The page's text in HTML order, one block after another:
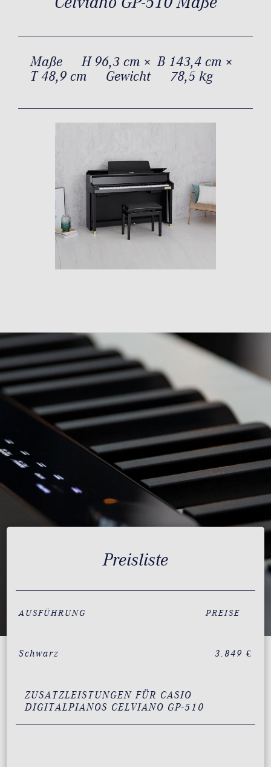
Maße
H 96,3 cm × B 143,4 cm ×
T 48,9 cm
Gewicht 78,5 kg
Preisliste
AUSFÜHRUNG PREISE
Schwarz 3.849 €
ZUSATZLEISTUNGEN FÜR CASIO
DIGITALPIANOS CELVIANO GP-510